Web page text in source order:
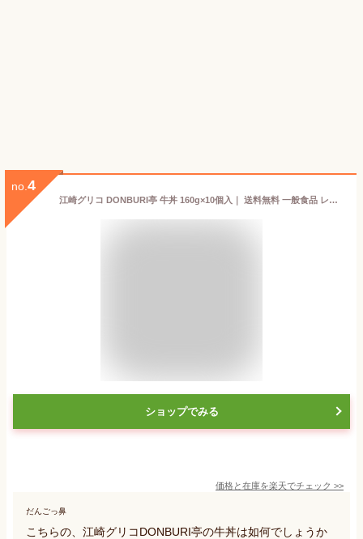
no. 4
江崎グリコ DONBURI亭 牛丼 160g×10個入｜ 送料無料 一般食品 レトルト食品 丼 どんぶり
ショップでみる
価格と在庫を楽天でチェック >>
だんごっ鼻
こちらの、江崎グリコDONBURI亭の牛丼は如何でしょうか